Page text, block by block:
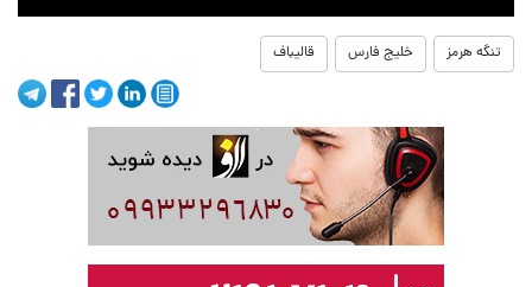
تنگه هرمز خلیج فارس قالیباف